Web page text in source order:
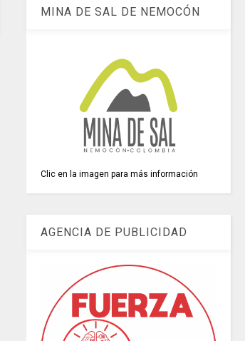
MINA DE SAL DE NEMOCÓN
Clic en la imagen para más información
AGENCIA DE PUBLICIDAD